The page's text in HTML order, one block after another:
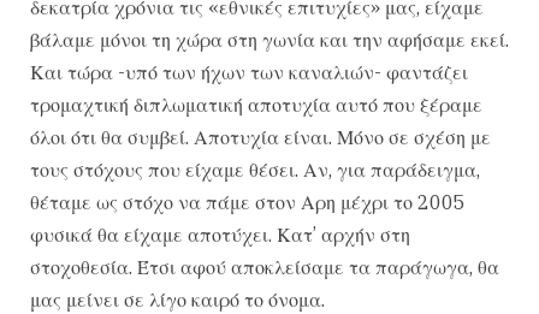
δεκατρία χρόνια τις «εθνικές επιτυχίες» μας, είχαμε
βάλαμε μόνοι τη χώρα στη γωνία και την αφήσαμε εκεί.
Και τώρα -υπό των ήχων των καναλιών- φαντάζει
τρομαχτική διπλωματική αποτυχία αυτό που ξέραμε
όλοι ότι θα συμβεί. Αποτυχία είναι. Μόνο σε σχέση με
τους στόχους που είχαμε θέσει. Αν, για παράδειγμα,
θέταμε ως στόχο να πάμε στον Αρη μέχρι το 2005
φυσικά θα είχαμε αποτύχει. Κατ’ αρχήν στη
στοχοθεσία. Έτσι αφού αποκλείσαμε τα παράγωγα, θα
μας μείνει σε λίγο καιρό το όνομα.